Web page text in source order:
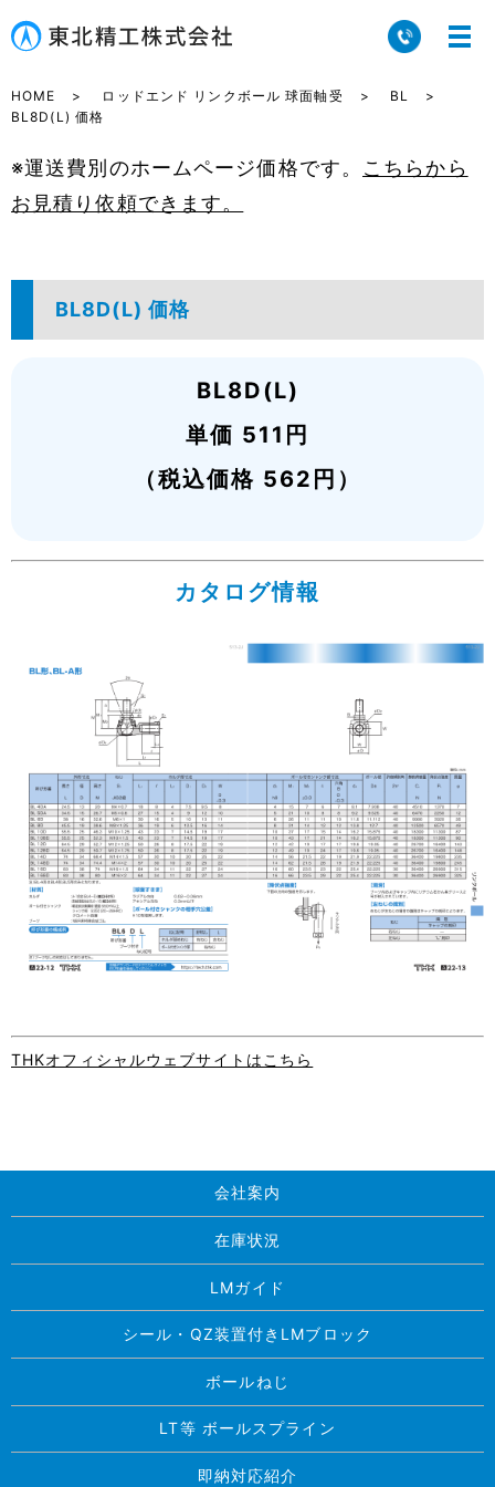
HOME ロッドエンド リンクボール 球面軸受
BL
BL8D(L) 価格
※運送費別のホームページ価格です。 こちらから
お見積り依頼できます。
BL8D(L) 価格
BL8D(L)
単価 511円
（税込価格 562円）
カタログ情報
THKオフィシャルウェブサイトはこちら
会社案内
在庫状況
LMガイド
シール・QZ装置付きLMブロック
ボールねじ
LT等 ボールスプライン
即納対応紹介